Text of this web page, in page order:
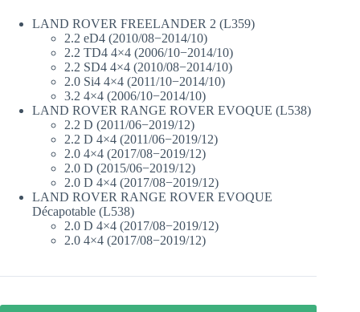
LAND ROVER FREELANDER 2 (L359)
2.2 eD4 (2010/08−2014/10)
2.2 TD4 4×4 (2006/10−2014/10)
2.2 SD4 4×4 (2010/08−2014/10)
2.0 Si4 4×4 (2011/10−2014/10)
3.2 4×4 (2006/10−2014/10)
LAND ROVER RANGE ROVER EVOQUE (L538)
2.2 D (2011/06−2019/12)
2.2 D 4×4 (2011/06−2019/12)
2.0 4×4 (2017/08−2019/12)
2.0 D (2015/06−2019/12)
2.0 D 4×4 (2017/08−2019/12)
LAND ROVER RANGE ROVER EVOQUE
Décapotable (L538)
2.0 D 4×4 (2017/08−2019/12)
2.0 4×4 (2017/08−2019/12)